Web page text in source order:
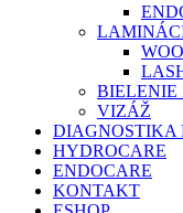
BIELENIE
VIZÁŽ
DIAGNOSTIKA
HYDROCARE
ENDOCARE
KONTAKT